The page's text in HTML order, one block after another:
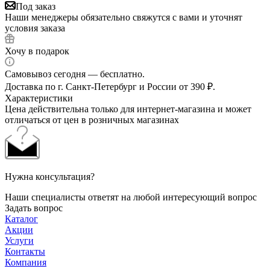
Под заказ
Наши менеджеры обязательно свяжутся с вами и уточнят
условия заказа
Хочу в подарок
Самовывоз сегодня — бесплатно.
Доставка по г. Санкт-Петербург и России от 390 ₽.
Характеристики
Цена действительна только для интернет-магазина и может
отличаться от цен в розничных магазинах
Нужна консультация?
Наши специалисты ответят на любой интересующий вопрос
Задать вопрос
Каталог
Акции
Услуги
Контакты
Компания